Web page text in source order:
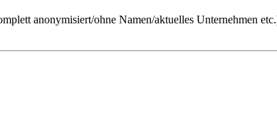
anonymisiert/ohne Namen/aktuelles Unternehmen